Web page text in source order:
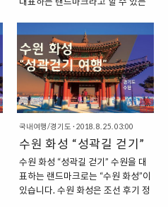
서쪽에 서장대가 있다면, 동쪽에는
동장대가 있습니다. 동장대는 연무
대라는 이름으로 불리기도 하는 곳
인데요. 성의 동쪽에 있는 군사 지휘
본부입니다. 서장대와는 달리 높은
곳에 위치하고 있..
있습니다. 4대 문이라고 칭할 수 있
는 이 4개의 대문은 "장안문", " 창룡
문", "팔달문", "화서문"입니다. 이 4
개의 대문은 각각, 북문, 동문, 남문,
서문으로 쓰이는데요. 이번에는 그
중에서 서문으로 쓰이는 "화서문"에
대해서 한 번 살펴보도록 하겠습니
다. "수원 화성의 서문, 화서문" 수원
화성의 서문은 서문이니, 수원화성
을 중심으로 서쪽에서 찾을 수 있습
니다. 화서문은 우리나라 보물로도
등록이 되어 있는데요. 보물 제403
국내여행/경기도 · 2018. 8. 25. 03:00
수원 화성 “성곽길 걷기”
수원 화성 “성곽길 걷기” 수원을 대
표하는 랜드마크로는 “수원 화성”이
있습니다. 수원 화성은 조선 후기 정